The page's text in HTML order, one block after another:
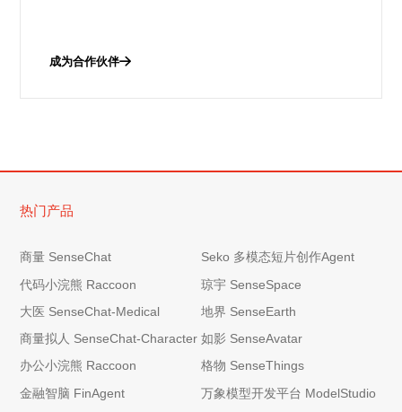
成为合作伙伴
热门产品
商量 SenseChat
Seko 多模态短片创作Agent
代码小浣熊 Raccoon
琼宇 SenseSpace
大医 SenseChat-Medical
地界 SenseEarth
商量拟人 SenseChat-Character 如影 SenseAvatar
办公小浣熊 Raccoon
格物 SenseThings
金融智脑 FinAgent
万象模型开发平台 ModelStudio